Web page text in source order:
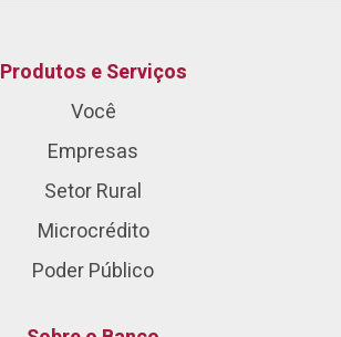
Produtos e Serviços
Você
Empresas
Setor Rural
Microcrédito
Poder Público